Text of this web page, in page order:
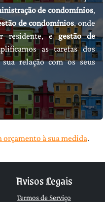
de condomínios,
de condomínios, onde
residente, e gestão de
as tarefas dos
relação com os seus
orçamento à sua medida.
Avisos Legais
Termos de Serviço